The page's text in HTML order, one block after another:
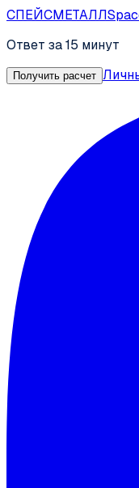
СПЕЙСМЕТАЛЛ
Ответ за 15 минут
Получить расчет